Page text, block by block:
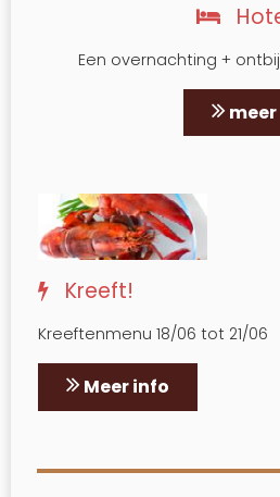
Een overnachting +
meer
Kreeft!
Kreeftenmenu 18/06 tot 21/06
Meer info